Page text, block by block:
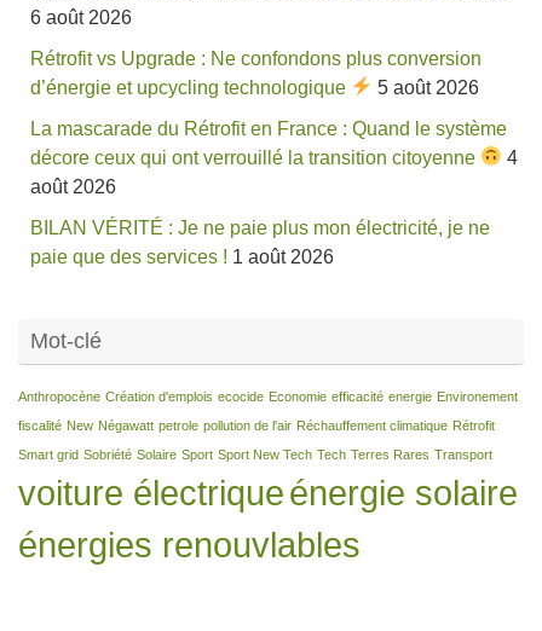
6 août 2026
Rétrofit vs Upgrade : Ne confondons plus conversion
d’énergie et upcycling technologique
5 août 2026
La mascarade du Rétrofit en France : Quand le système
décore ceux qui ont verrouillé la transition citoyenne
4
août 2026
BILAN VÉRITÉ : Je ne paie plus mon électricité, je ne
paie que des services ! 1 août 2026
Mot-clé
Anthropocène Création d'emplois ecocide Economie efficacité energie Environement
fiscalité New Négawatt petrole pollution de l'air Réchauffement climatique Rétrofit
Smart grid Sobriété Solaire Sport Sport New Tech Tech Terres Rares Transport
voiture électriqueénergie solaire
énergies renouvlables